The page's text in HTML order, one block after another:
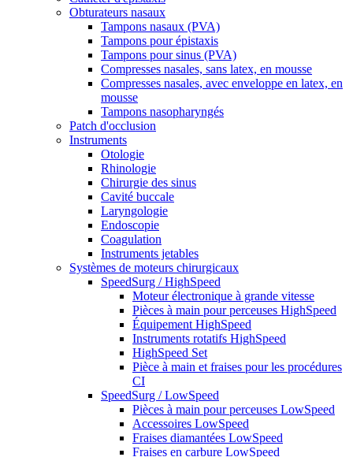
Obturateurs nasaux
Tampons nasaux (PVA)
Tampons pour épistaxis
Tampons pour sinus (PVA)
Compresses nasales, sans latex, en mousse
Compresses nasales, avec enveloppe en latex, en
mousse
Tampons nasopharyngés
Patch d'occlusion
Instruments
Otologie
Rhinologie
Chirurgie des sinus
Cavité buccale
Laryngologie
Endoscopie
Coagulation
Instruments jetables
Systèmes de moteurs chirurgicaux
SpeedSurg / HighSpeed
Moteur électronique à grande vitesse
Pièces à main pour perceuses HighSpeed
Équipement HighSpeed
Instruments rotatifs HighSpeed
HighSpeed Set
Pièce à main et fraises pour les procédures
CI
SpeedSurg / LowSpeed
Pièces à main pour perceuses LowSpeed
Accessoires LowSpeed
Fraises diamantées LowSpeed
Fraises en carbure LowSpeed